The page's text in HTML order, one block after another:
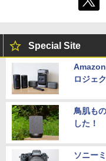
Special Site
ロジェ
鳥肌も
した！
ソニー